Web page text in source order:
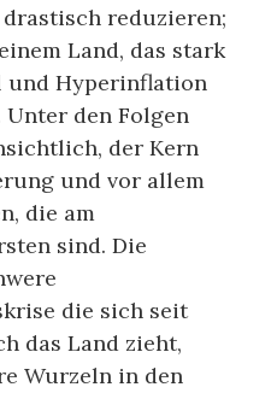
reduzieren;
Land, das stark
und Hyperinflation
den Folgen
der Kern
und vor allem
die am
sind. Die
die sich seit
das Land zieht,
Wurzeln in den